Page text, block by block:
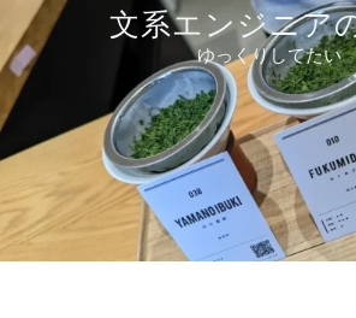
テ
ツ
へ
ス
ッ
プ
文系エンジニア
ゆっくりしてたい